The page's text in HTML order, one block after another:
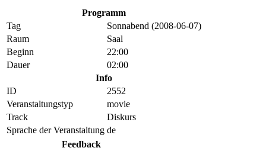
Programm
Tag
Sonnabend (2008-06-07)
Raum
Saal
Beginn
22:00
Dauer
02:00
Info
ID
2552
Veranstaltungstyp
movie
Track
Diskurs
Sprache der Veranstaltung de
Feedback